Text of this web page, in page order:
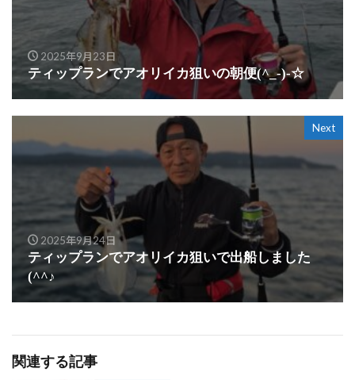
2025年9月23日
ティップランでアオリイカ狙いの朝便(^_-)-☆
Next
2025年9月24日
ティップランでアオリイカ狙いで出船しました
(^^♪
関連する記事